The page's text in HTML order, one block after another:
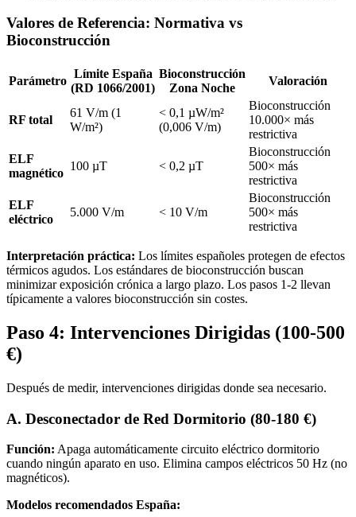
Valores de Referencia: Normativa vs
Bioconstrucción
Parámetro
Límite España
(RD 1066/2001)
Bioconstrucción
Zona Noche
Valoración
RF total
61 V/m (1
W/m²)
< 0,1 µW/m²
(0,006 V/m)
Bioconstrucción
10.000× más
restrictiva
ELF
magnético
100 µT < 0,2 µT
Bioconstrucción
500× más
restrictiva
ELF
eléctrico
5.000 V/m < 10 V/m
Bioconstrucción
500× más
restrictiva
Interpretación práctica: Los límites españoles protegen de efectos
térmicos agudos. Los estándares de bioconstrucción buscan
minimizar exposición crónica a largo plazo. Los pasos 1-2 llevan
típicamente a valores bioconstrucción sin costes.
Paso 4: Intervenciones Dirigidas (100-500
€)
Después de medir, intervenciones dirigidas donde sea necesario.
A. Desconectador de Red Dormitorio (80-180 €)
Función: Apaga automáticamente circuito eléctrico dormitorio
cuando ningún aparato en uso. Elimina campos eléctricos 50 Hz (no
magnéticos).
Modelos recomendados España: